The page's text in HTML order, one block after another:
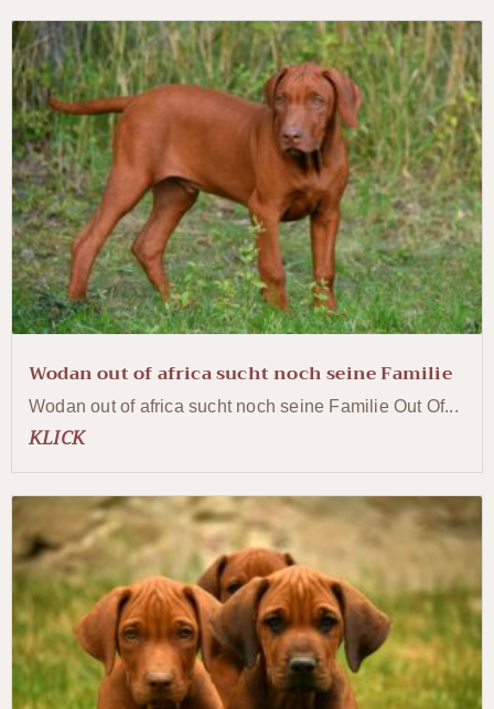
Wodan out of africa sucht noch seine Familie
Wodan out of africa sucht noch seine Familie Out Of...
KLICK